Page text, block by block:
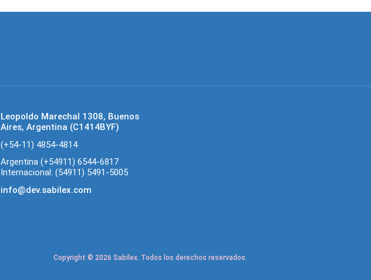
Leopoldo Marechal 1308, Buenos
Aires, Argentina (C1414BYF)
(+54-11) 4854-4814
Argentina (+54911) 6544-6817
Internacional: (54911) 5491-5005
info@dev.sabilex.com
Copyright © 2026 Sabilex. Todos los derechos reservados.